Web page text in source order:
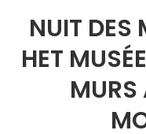
NUIT DES
HET
MURS